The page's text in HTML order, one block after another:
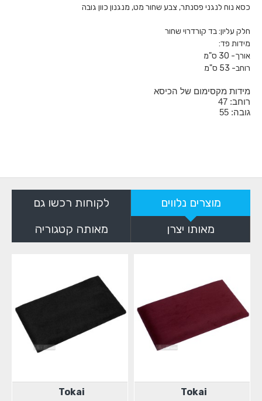
כסא נוח לנגני פסנתר, צבע שחור מט, מנגנון כוון גובה
חלק עליון: בד קורדרוי שחור
מידות פד:
אורך- 30 ס"מ
​רוחב- 53 ס"מ
מידות מקסימום של הכיסא
רוחב: 47
גובה: 55
מוצרים נלווים
לקוחות רכשו גם
מאותו יצרן
מאותה קטגוריה
Tokai
Tokai